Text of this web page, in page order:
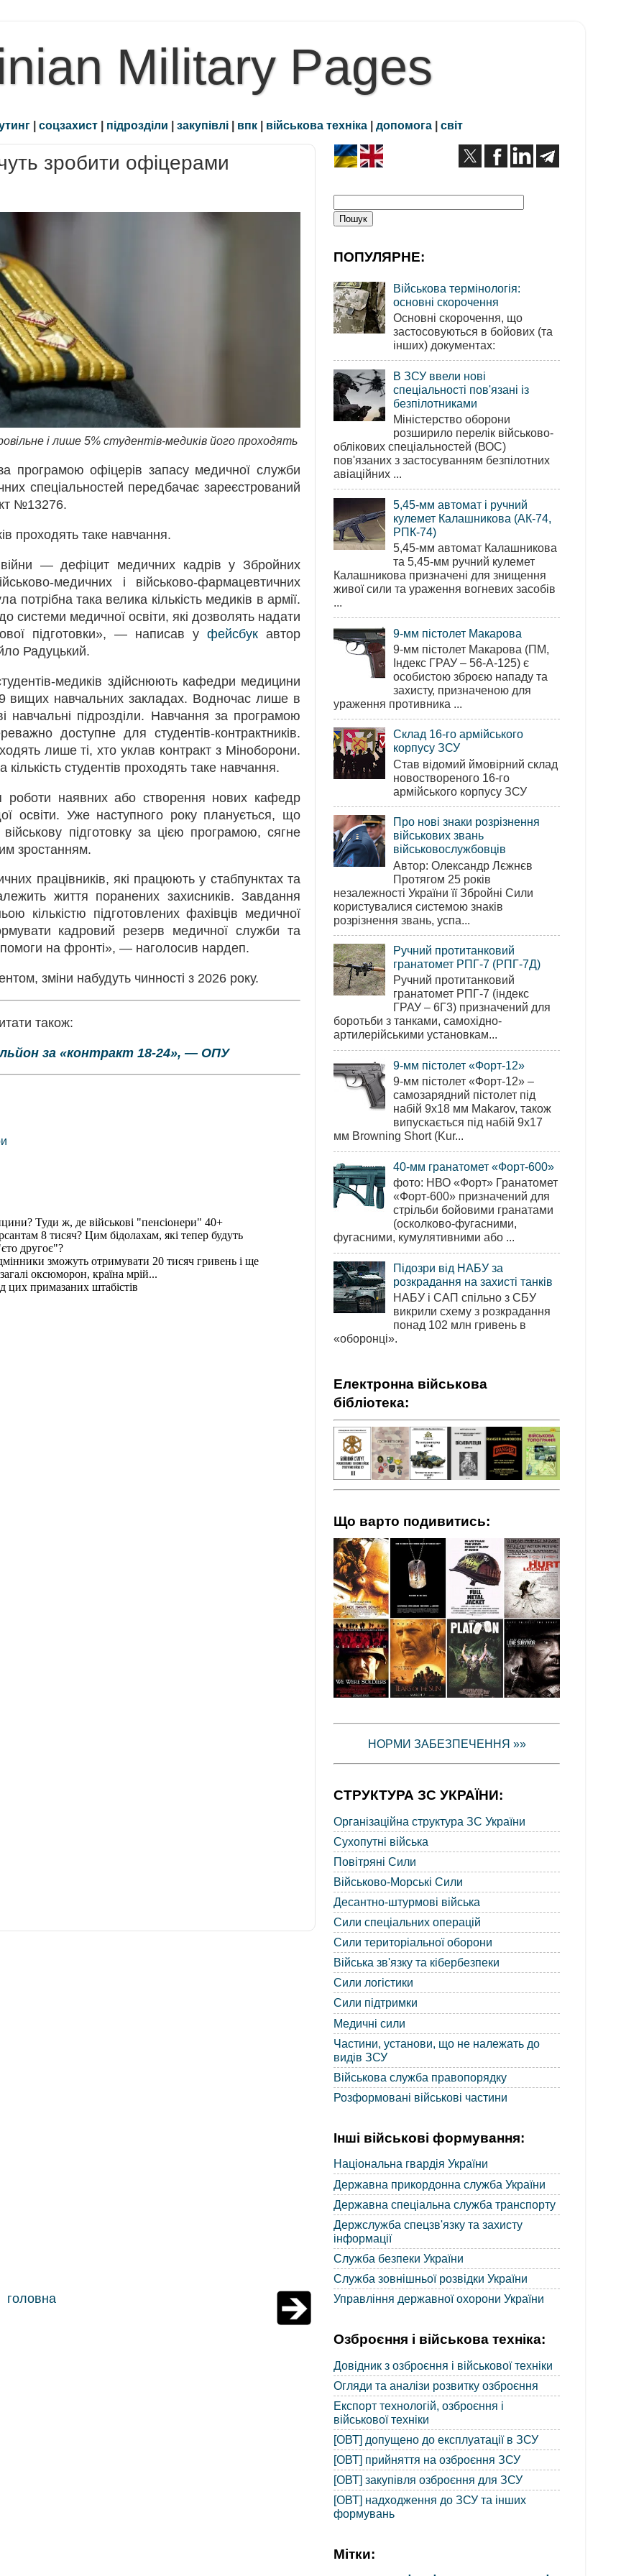
Military Pages
| соцзахист | підрозділи | закупівлі | впк | військова техніка | допомога | світ
зробити офіцерами
і лише 5% студентів-медиків його проходять
програмою офіцерів запасу медичної служби
спеціальностей передбачає зареєстрований
№13276.
проходять таке навчання.
— дефіцит медичних кадрів у Збройних
медичних і військово-фармацевтичних
така велика кількість медиків в армії.
системи медичної освіти, які дозволять надати
підготовки», — написав у фейсбук автор
Радуцький.
медиків здійснюють кафедри медицини
вищих навчальних закладах. Водночас лише в
навчальні підрозділи. Навчання за програмою
доступне для студентів-контрактників.
лише ті, хто уклав контракт з Міноборони.
студентів проходять таке навчання.
роботи наявних або створення нових кафедр
освіти. Уже наступного року планується, що
військову підготовку за цією програмою, сягне
зростанням.
працівників, які працюють у стабпунктах та
життя поранених захисників. Завдання
кількістю підготовлених фахівців медичної
кадровий резерв медичної служби та
на фронті», — наголосив нардеп.
зміни набудуть чинності з 2026 року.
також:
за «контракт 18-24», — ОПУ
головна
ПОПУЛЯРНЕ:
Військова термінологія:
основні скорочення
Основні скорочення, що
застосовуються в бойових (та
інших) документах:
В ЗСУ ввели нові
спеціальності пов'язані із
безпілотниками
Міністерство оборони
розширило перелік військово-
облікових спеціальностей (ВОС)
пов'язаних з застосуванням безпілотних
авіаційних ...
5,45-мм автомат і ручний
кулемет Калашникова (АК-74,
РПК-74)
5,45-мм автомат Калашникова
та 5,45-мм ручний кулемет
Калашникова призначені для знищення
живої сили та ураження вогневих засобів
...
9-мм пістолет Макарова
9-мм пістолет Макарова (ПМ,
Індекс ГРАУ – 56-А-125) є
особистою зброєю нападу та
захисту, призначеною для
ураження противника ...
Склад 16-го армійського
корпусу ЗСУ
Став відомий ймовірний склад
новоствореного 16-го
армійського корпусу ЗСУ
Про нові знаки розрізнення
військових звань
військовослужбовців
Автор: Олександр Лєжнєв
Протягом 25 років
незалежності України її Збройні Сили
користувалися системою знаків
розрізнення звань, успа...
Ручний протитанковий
гранатомет РПГ-7 (РПГ-7Д)
Ручний протитанковий
гранатомет РПГ-7 (індекс
ГРАУ – 6Г3) призначений для
боротьби з танками, самохідно-
артилерійськими установкам...
9-мм пістолет «Форт-12»
9-мм пістолет «Форт-12» –
самозарядний пістолет під
набій 9х18 мм Makarov, також
випускається під набій 9х17
мм Browning Short (Kur...
40-мм гранатомет «Форт-600»
фото: НВО «Форт» Гранатомет
«Форт-600» призначений для
стрільби бойовими гранатами
(осколково-фугасними,
фугасними, кумулятивними або ...
Підозри від НАБУ за
розкрадання на захисті танків
НАБУ і САП спільно з СБУ
викрили схему з розкрадання
понад 102 млн гривень в
«оборонці».
Електронна військова
бібліотека:
Що варто подивитись:
НОРМИ ЗАБЕЗПЕЧЕННЯ »»
СТРУКТУРА ЗС УКРАЇНИ:
Організаційна структура ЗС України
Сухопутні війська
Повітряні Сили
Військово-Морські Сили
Десантно-штурмові війська
Сили спеціальних операцій
Сили територіальної оборони
Війська зв'язку та кібербезпеки
Сили логістики
Сили підтримки
Медичні сили
Частини, установи, що не належать до
видів ЗСУ
Військова служба правопорядку
Розформовані військові частини
Інші військові формування:
Національна гвардія України
Державна прикордонна служба України
Державна спеціальна служба транспорту
Держслужба спецзв'язку та захисту
інформації
Служба безпеки України
Служба зовнішньої розвідки України
Управління державної охорони України
Озброєння і військова техніка:
Довідник з озброєння і військової техніки
Огляди та аналізи розвитку озброєння
Експорт технологій, озброєння і
військової техніки
[ОВТ] допущено до експлуатації в ЗСУ
[ОВТ] прийняття на озброєння ЗСУ
[ОВТ] закупівля озброєння для ЗСУ
[ОВТ] надходження до ЗСУ та інших
формувань
Мітки: